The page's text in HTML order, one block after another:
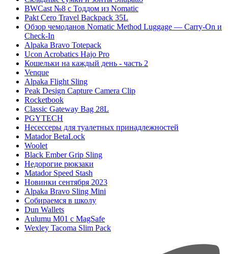
BWCast №8 с Тоддом из Nomatic
Pakt Cero Travel Backpack 35L
Обзор чемоданов Nomatic Method Luggage — Carry-On и
Check-In
Alpaka Bravo Totepack
Ucon Acrobatics Hajo Pro
Кошельки на каждый день - часть 2
Venque
Alpaka Flight Sling
Peak Design Capture Camera Clip
Rocketbook
Classic Gateway Bag 28L
PGYTECH
Несессеры для туалетных принадлежностей
Matador BetaLock
Woolet
Black Ember Grip Sling
Недорогие рюкзаки
Matador Speed Stash
Новинки сентября 2023
Alpaka Bravo Sling Mini
Собираемся в школу
Dun Wallets
Aulumu M01 с MagSafe
Wexley Tacoma Slim Pack